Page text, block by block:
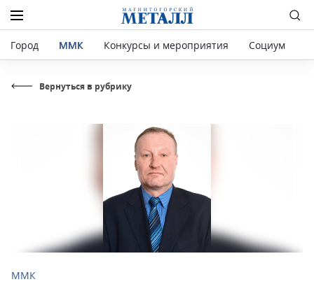
Город ММК Конкурсы и мероприятия Социум
Вернуться в рубрику
ММК